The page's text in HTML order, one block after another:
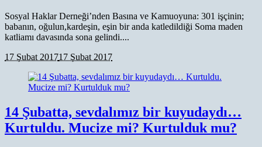
Sosyal Haklar Derneği’nden Basına ve Kamuoyuna: 301 işçinin;
babanın, oğulun,kardeşin, eşin bir anda katledildiği Soma maden
katliamı davasında sona gelindi....
17 Şubat 201717 Şubat 2017
14 Şubatta, sevdalımız bir kuyudaydı…
Kurtuldu. Mucize mi? Kurtulduk mu?